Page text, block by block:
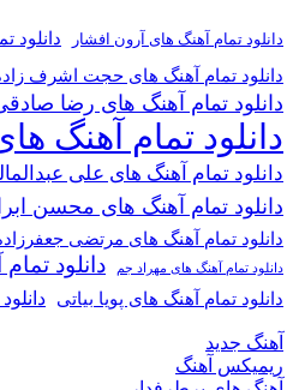
دانلود تمام آهنگ های آرون افشار دانلود
دانلود تمام آهنگ های حجت اشرف
دانلود تمام آهنگ های رضا
دانلود تمام آهنگ
دانلود تمام آهنگ های علی
دانلود تمام آهنگ های محسن
دانلود تمام آهنگ های مرتضی
دانلود تمام آهنگ های مهراد جم دانلود
دانلود تمام آهنگ های پویا بیاتی
آهنگ جدید
ریمیکس آهنگ